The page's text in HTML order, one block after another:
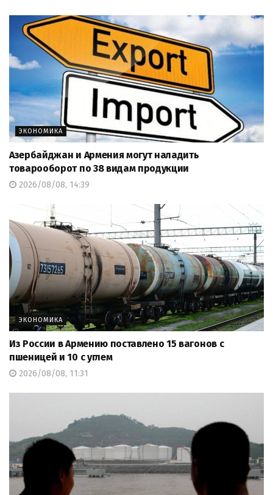
ЭКОНОМИКА
Азербайджан и Армения могут наладить
товарооборот по 38 видам продукции
2026/08/08, 14:39
ЭКОНОМИКА
Из России в Армению поставлено 15 вагонов с
пшеницей и 10 с углем
2026/08/08, 11:31